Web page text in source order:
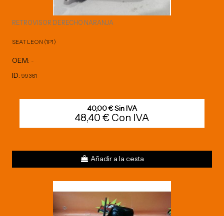
RETROVISOR DERECHO NARANJA
SEAT LEON (1P1)
OEM: -
ID: 99361
40,00 € Sin IVA
48,40 € Con IVA
Añadir a la cesta